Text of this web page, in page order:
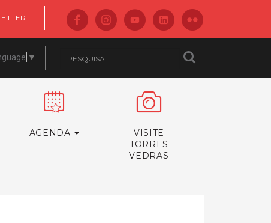
▼
AGENDA
VISITE
TORRES
VEDRAS